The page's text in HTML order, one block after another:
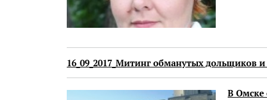
16_09_2017_Митинг обманутых дольщиков
В Омске